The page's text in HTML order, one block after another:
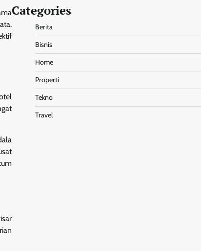
Categories
Berita
Bisnis
Home
Properti
Tekno
Travel